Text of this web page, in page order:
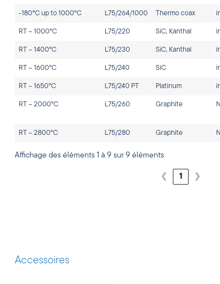
-180°C up to 1000°C L75/264/1000 Thermo coax
RT – 1000°C L75/220 SiC, Kanthal
RT – 1400°C L75/230 SiC, Kanthal
RT – 1600°C L75/240 SiC
RT – 1650°C L75/240 PT Platinum
RT – 2000°C L75/260 Graphite
RT – 2800°C L75/280 Graphite
Affichage des éléments 1 à 9 sur 9 éléments
❮ 1 ❯
Accessoires